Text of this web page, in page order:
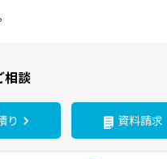
相談
り 資料請求